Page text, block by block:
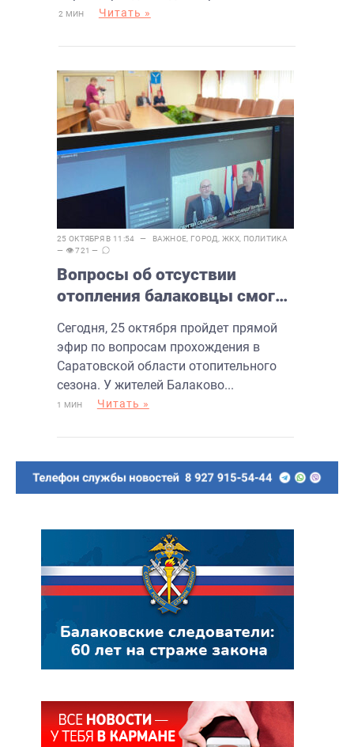
2 МИН Читать »
25 ОКТЯБРЯ В 11:54 — ВАЖНОЕ ГОРОД ,ЖКХ, ПОЛИТИКА
— 👁 721 —
Вопросы об отсуствии
отопления балаковцы смогут
эфире
Сегодня, 25 октября пройдет прямой
эфир по вопросам прохождения в
Саратовской области отопительного
сезона. У жителей Балаково...
1 МИН Читать »